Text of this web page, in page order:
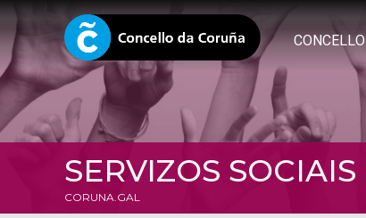
CONCELLO
SERVIZOS SOCIAIS
CORUNA.GAL